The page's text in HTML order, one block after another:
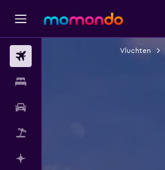
Vluchten